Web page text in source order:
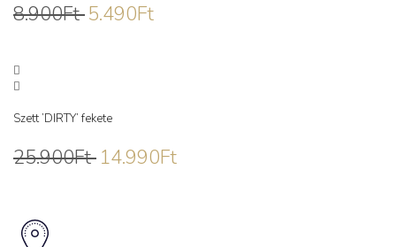
8.900Ft 5.490Ft
Szett ’DIRTY’ fekete
25.900Ft 14.990Ft